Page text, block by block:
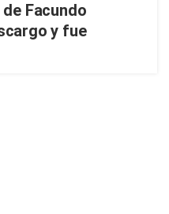
Facundo
y fue